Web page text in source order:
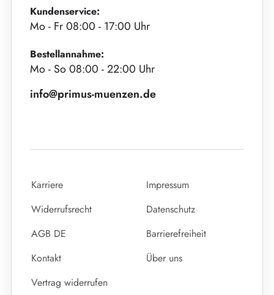
Kundenservice:
Mo - Fr 08:00 - 17:00 Uhr
Bestellannahme:
Mo - So 08:00 - 22:00 Uhr
info@primus-muenzen.de
Karriere
Impressum
Widerrufsrecht
Datenschutz
AGB DE
Barrierefreiheit
Kontakt
Über uns
Vertrag widerrufen